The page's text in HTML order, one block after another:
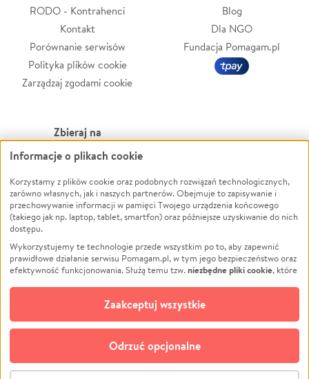
RODO - Kontrahenci
Kontakt
Porównanie serwisów
Polityka plików cookie
Zarządzaj zgodami cookie
Blog
Dla NGO
Fundacja Pomagam.pl
Zbieraj na
Leczenie
Zwierzęta
Pożar
Ukraina
Pomoc Finansowa
Projekty
Pogrzeb
Społeczność lokalna
Kultura
Powódź
Wichura
NGO
Edukacja
Podróż
Impreza
Ochrona środowiska
Biznes
© CROWDING SP. Z O.O.
Informacje o plikach cookie
Korzystamy z plików cookie oraz podobnych rozwiązań technologicznych,
zarówno własnych, jak i naszych partnerów. Obejmuje to zapisywanie i
przechowywanie informacji w pamięci Twojego urządzenia końcowego
(takiego jak np. laptop, tablet, smartfon) oraz późniejsze uzyskiwanie do nich
dostępu.
Wykorzystujemy te technologie przede wszystkim po to, aby zapewnić
prawidłowe działanie serwisu Pomagam.pl, w tym jego bezpieczeństwo oraz
efektywność funkcjonowania. Służą temu tzw.niezbędne pliki cookie, które
opcjonalnych plików cookie
technologii do celów analitycznych i retargetingowych. Możesz wyrazić
zgodę na ich stosowanie lub jej odmówić. W dowolnym momencie masz
możliwość zmiany swoich preferencji na stronie „Zarządzaj zgodami cookie”,
do której link znajdziesz w stopce serwisu Pomagam.pl. Opcjonalne pliki
cookie wykorzystywane są w następujących celach:
Odrzuć opcjonalne
Zaakceptuj wszystkie